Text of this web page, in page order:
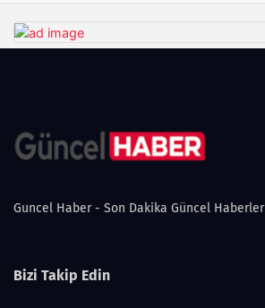
Guncel Haber - Son Dakika Güncel Haberler
Bizi Takip Edin